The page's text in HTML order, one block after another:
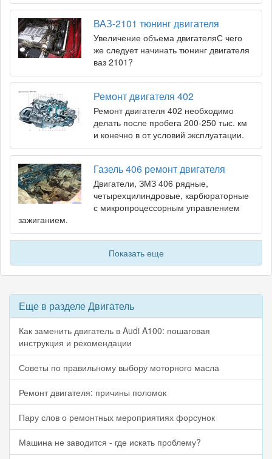
ВАЗ-2101 тюнинг двигателя
Увеличение объема двигателяС чего
же следует начинать тюнинг двигателя
ваз 2101?
Ремонт двигателя 402
Ремонт двигателя 402 необходимо
делать после пробега 200-250 тыс. км
и конечно в от условий эксплуатации.
Газель 406 ремонт двигателя
Двигатели, ЗМЗ 406 рядные,
четырехцилиндровые, карбюраторные
с микропроцессорным управлением
зажиганием.
Показать еще
Еще в разделе Двигатель
Как заменить двигатель в Audi A100: пошаговая
инструкция и рекомендации
Советы по правильному выбору моторного масла
Ремонт двигателя: причины поломок
Пару слов о ремонтных мероприятиях форсунок
Машина не заводится - где искать проблему?